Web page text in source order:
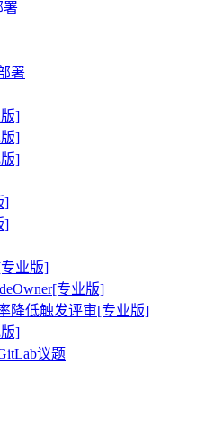
署
署
]
]
]
]
]
业版]
专业版]
降低触发评审[专业版]
]
议题